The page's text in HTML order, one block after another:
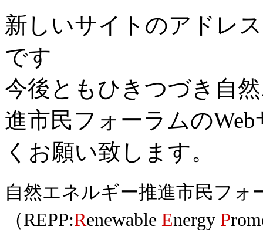
新しいサイトのアドレ
です
今後ともひきつづき自
進市民フォーラムの
くお願い致します。
自然エネルギー推進市民フォ
（REPP:Renewable Energy P